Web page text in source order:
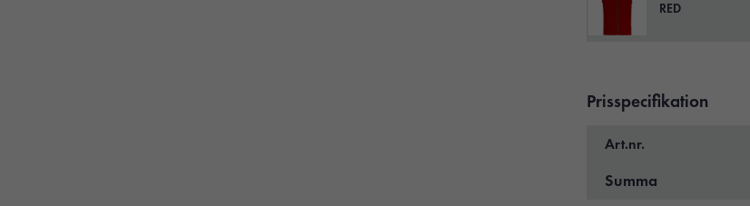
RED
Prisspecifikation
Art.nr.
Summa